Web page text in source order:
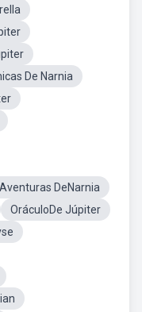
De Narnia
DeNarnia
OráculoDe Júpiter